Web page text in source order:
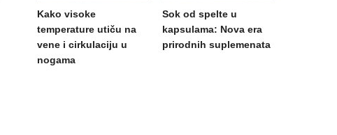
Kako visoke
temperature utiču na
vene i cirkulaciju u
nogama
Sok od spelte u
kapsulama: Nova era
prirodnih suplemenata